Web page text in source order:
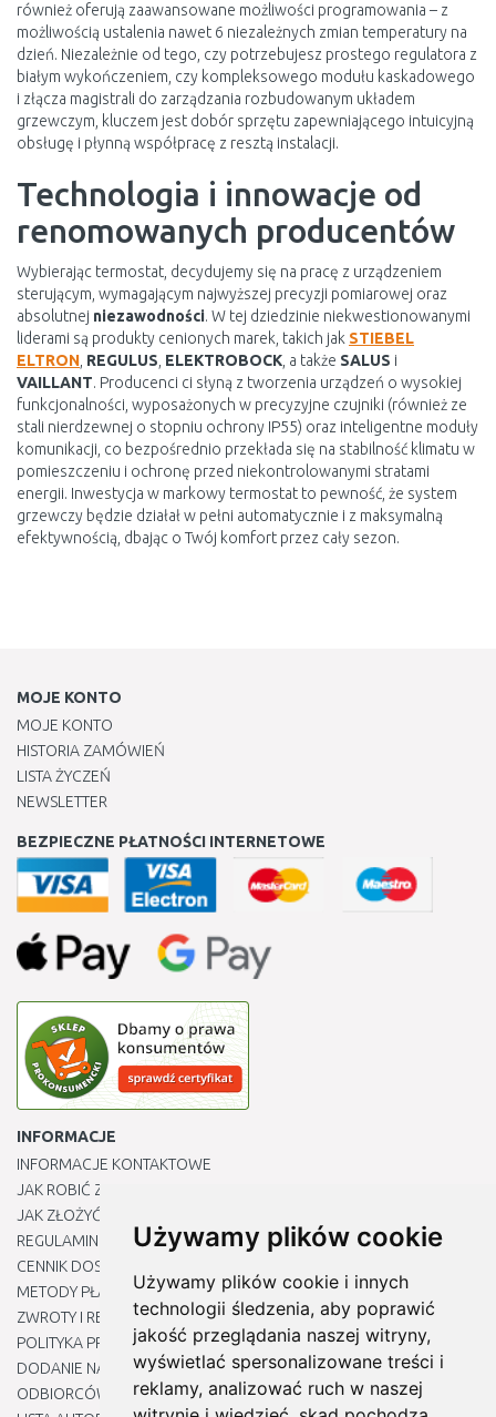
Używamy plików cookie
Używamy plików cookie i innych
technologii śledzenia, aby poprawić
jakość przeglądania naszej witryny,
wyświetlać spersonalizowane treści i
reklamy, analizować ruch w naszej
również oferują zaawansowane możliwości programowania – z
możliwością ustalenia nawet 6 niezależnych zmian temperatury na
dzień. Niezależnie od tego, czy potrzebujesz prostego regulatora z
białym wykończeniem, czy kompleksowego modułu kaskadowego
i złącza magistrali do zarządzania rozbudowanym układem
grzewczym, kluczem jest dobór sprzętu zapewniającego intuicyjną
obsługę i płynną współpracę z resztą instalacji.
Technologia i innowacje od
renomowanych producentów
Wybierając termostat, decydujemy się na pracę z urządzeniem
sterującym, wymagającym najwyższej precyzji pomiarowej oraz
absolutnej niezawodności. W tej dziedzinie niekwestionowanymi
liderami są produkty cenionych marek, takich jak STIEBEL
ELTRON REGULUS ELEKTROBOCK , a także SALUS i
VAILLANT. Producenci ci słyną z tworzenia urządzeń o wysokiej
funkcjonalności, wyposażonych w precyzyjne czujniki (również ze
stali nierdzewnej o stopniu ochrony IP55) oraz inteligentne moduły
komunikacji, co bezpośrednio przekłada się na stabilność klimatu w
pomieszczeniu i ochronę przed niekontrolowanymi stratami
energii. Inwestycja w markowy termostat to pewność, że system
grzewczy będzie działał w pełni automatycznie i z maksymalną
efektywnością, dbając o Twój komfort przez cały sezon.
MOJE KONTO
MOJE KONTO
HISTORIA ZAMÓWIEŃ
LISTA ŻYCZEŃ
NEWSLETTER
BEZPIECZNE PŁATNOŚCI INTERNETOWE
INFORMACJE
INFORMACJE KONTAKTOWE
JAK ROBIĆ ZAKUPY ?
JAK ZŁOŻYĆ REKLAMACJĘ
REGULAMIN
CENNIK DOSTAWY
METODY PŁATNOŚCI
ZWROTY I REKLAMACJE PRODUKTÓW
POLITYKA PRYWATNOŚCI
DODANIE NASZYCH ADRESÓW E-MAIL DO LISTY ZAUFANYCH
ODBIORCÓW